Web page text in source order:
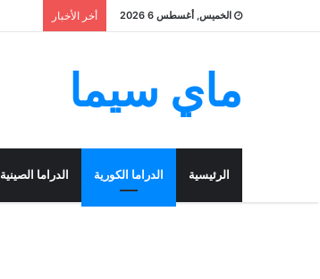
الخميس, أغسطس 6 2026 أخر الأخبار
ماي سيما
الرئيسية الدراما الكورية الدراما الصينية